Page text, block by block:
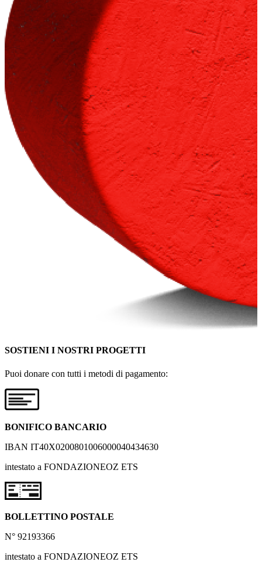
SOSTIENI I NOSTRI PROGETTI
Puoi donare con tutti i metodi di pagamento:
BONIFICO BANCARIO
IBAN IT40X0200801006000040434630
intestato a FONDAZIONEOZ ETS
BOLLETTINO POSTALE
N° 92193366
intestato a FONDAZIONEOZ ETS